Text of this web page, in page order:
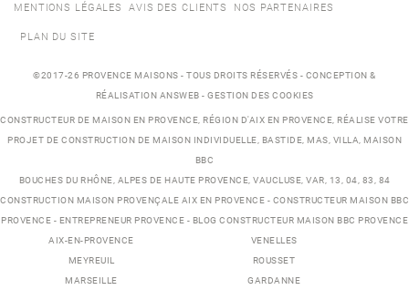
MENTIONS LÉGALES AVIS DES CLIENTS NOS PARTENAIRES
PLAN DU SITE
©2017-26 PROVENCE MAISONS - TOUS DROITS RÉSERVÉS - CONCEPTION &
RÉALISATION ANSWEB - GESTION DES COOKIES
CONSTRUCTEUR DE MAISON EN PROVENCE , RÉGION D'AIX EN PROVENCE, RÉALISE VOTRE
PROJET DE CONSTRUCTION DE MAISON INDIVIDUELLE BASTIDE MAS VILLA , MAISON
BBC
BOUCHES DU RHÔNE, ALPES DE HAUTE PROVENCE, VAUCLUSE, VAR, 13, 04, 83, 84
CONSTRUCTION MAISON PROVENÇALE AIX EN PROVENCE - CONSTRUCTEUR MAISON BBC
PROVENCE - ENTREPRENEUR PROVENCE - BLOG CONSTRUCTEUR MAISON BBC PROVENCE
AIX-EN-PROVENCE
MEYREUIL
MARSEILLE
VENELLES
ROUSSET
GARDANNE